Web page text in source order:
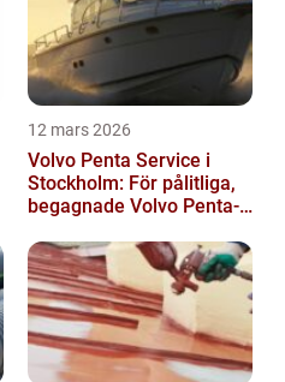
12 mars 2026
Volvo Penta Service i
Stockholm: För pålitliga,
begagnade Volvo Penta-